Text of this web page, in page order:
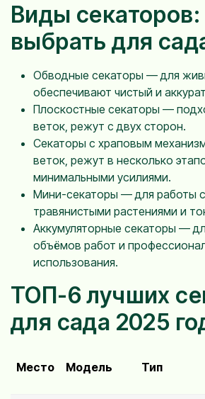
Виды секаторов:
выбрать для
Обводные секаторы — для
обеспечивают чистый и
Плоскостные секаторы —
веток, режут с двух сторон.
Секаторы с храповым
веток, режут в несколько
минимальными усилиями.
Мини-секаторы — для работы
травянистыми растениями и
Аккумуляторные секаторы —
объёмов работ и
использования.
ТОП-6 лучших
для сада 2025
Место Модель Тип